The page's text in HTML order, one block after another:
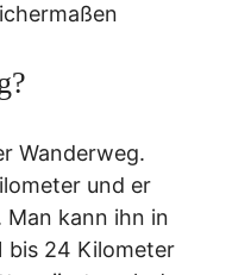
Wanderweg.
und er
Man kann ihn in
bis 24 Kilometer